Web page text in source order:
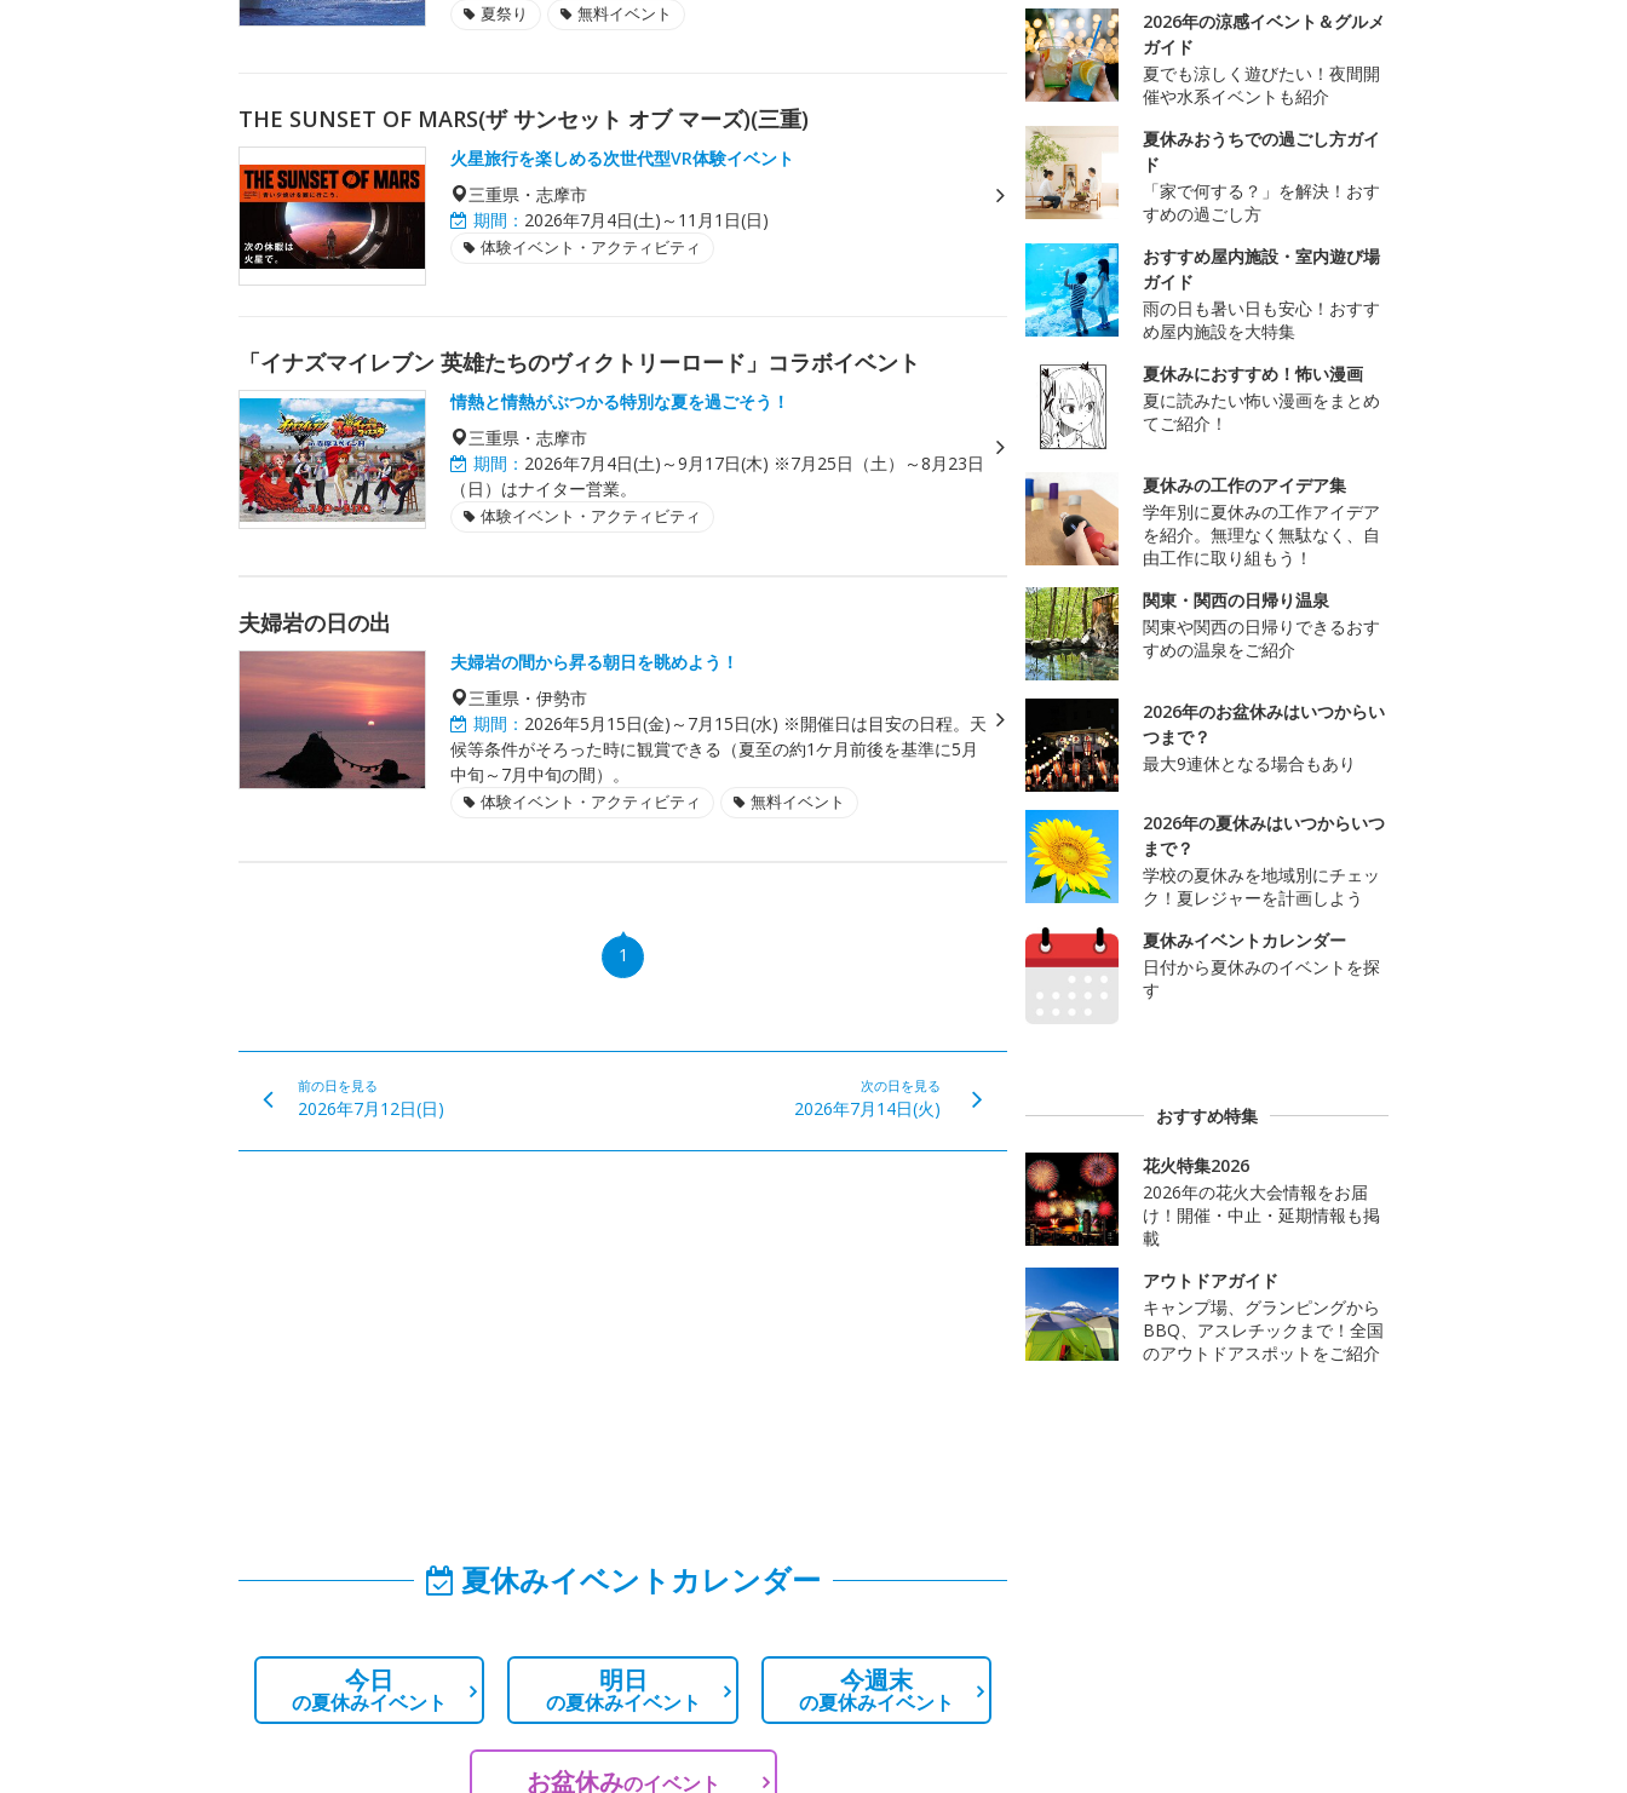
夏祭り 無料イベント
THE SUNSET OF MARS(ザ サンセット オブ マーズ)(三重)
火星旅行を楽しめる次世代型VR体験イベント
三重県・志摩市
期間： 2026年7月4日(土)～11月1日(日)
体験イベント・アクティビティ
「イナズマイレブン 英雄たちのヴィクトリーロード」コラボイベント
情熱と情熱がぶつかる特別な夏を過ごそう！
三重県・志摩市
期間： 2026年7月4日(土)～9月17日(木) ※7月25日（土）～8月23日
（日）はナイター営業。
体験イベント・アクティビティ
夫婦岩の日の出
夫婦岩の間から昇る朝日を眺めよう！
三重県・伊勢市
期間： 2026年5月15日(金)～7月15日(水) ※開催日は目安の日程。天
候等条件がそろった時に観賞できる（夏至の約1ケ月前後を基準に5月
中旬～7月中旬の間）。
体験イベント・アクティビティ 無料イベント
1
前の日を見る
2026年7月12日(日)
次の日を見る
2026年7月14日(火)
夏休みイベントカレンダー
今日
の夏休みイベント
明日
の夏休みイベント
今週末
の夏休みイベント
お盆休みのイベント
2026年の涼感イベント＆グルメ
ガイド
夏でも涼しく遊びたい！夜間開
催や水系イベントも紹介
夏休みおうちでの過ごし方ガイ
ド
「家で何する？」を解決！おす
すめの過ごし方
おすすめ屋内施設・室内遊び場
ガイド
雨の日も暑い日も安心！おすす
め屋内施設を大特集
夏休みにおすすめ！怖い漫画
夏に読みたい怖い漫画をまとめ
てご紹介！
夏休みの工作のアイデア集
学年別に夏休みの工作アイデア
を紹介。無理なく無駄なく、自
由工作に取り組もう！
関東・関西の日帰り温泉
関東や関西の日帰りできるおす
すめの温泉をご紹介
2026年のお盆休みはいつからい
つまで？
最大9連休となる場合もあり
2026年の夏休みはいつからいつ
まで？
学校の夏休みを地域別にチェッ
ク！夏レジャーを計画しよう
夏休みイベントカレンダー
日付から夏休みのイベントを探
す
おすすめ特集
花火特集2026
2026年の花火大会情報をお届
け！開催・中止・延期情報も掲
載
アウトドアガイド
キャンプ場、グランピングから
BBQ、アスレチックまで！全国
のアウトドアスポットをご紹介